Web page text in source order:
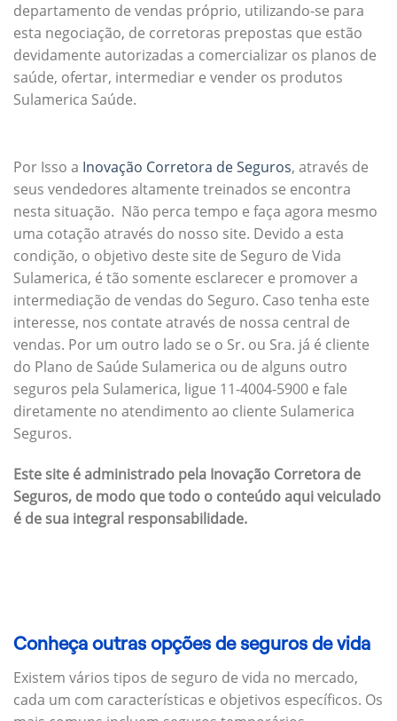
departamento de vendas próprio, utilizando-se para
esta negociação, de corretoras prepostas que estão
devidamente autorizadas a comercializar os planos de
saúde, ofertar, intermediar e vender os produtos
Sulamerica Saúde.
Por Isso a Inovação Corretora de Seguros, através de
seus vendedores altamente treinados se encontra
nesta situação. Não perca tempo e faça agora mesmo
uma cotação através do nosso site. Devido a esta
condição, o objetivo deste site de Seguro de Vida
Sulamerica, é tão somente esclarecer e promover a
intermediação de vendas do Seguro. Caso tenha este
interesse, nos contate através de nossa central de
vendas. Por um outro lado se o Sr. ou Sra. já é cliente
do Plano de Saúde Sulamerica ou de alguns outro
seguros pela Sulamerica, ligue 11-4004-5900 e fale
diretamente no atendimento ao cliente Sulamerica
Seguros.
Este site é administrado pela Inovação Corretora de
Seguros, de modo que todo o conteúdo aqui veiculado
é de sua integral responsabilidade.
Conheça outras opções de seguros de vida
Existem vários tipos de seguro de vida no mercado,
cada um com características e objetivos específicos. Os